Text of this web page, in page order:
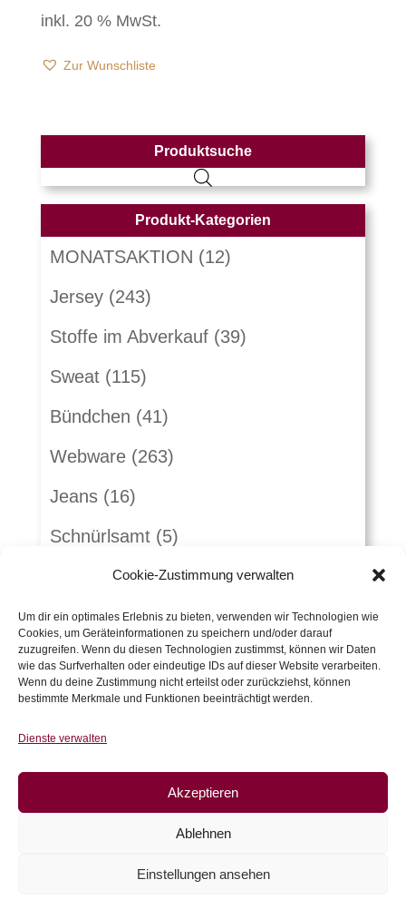
Cookie-Zustimmung verwalten
Um dir ein optimales Erlebnis zu bieten, verwenden wir Technologien wie
Cookies, um Geräteinformationen zu speichern und/oder darauf
zuzugreifen. Wenn du diesen Technologien zustimmst, können wir Daten
wie das Surfverhalten oder eindeutige IDs auf dieser Website verarbeiten.
Wenn du deine Zustimmung nicht erteilst oder zurückziehst, können
bestimmte Merkmale und Funktionen beeinträchtigt werden.
Dienste verwalten
Akzeptieren
Ablehnen
Einstellungen ansehen
inkl. 20 % MwSt.
Zur Wunschliste
Produktsuche
Produkt-Kategorien
MONATSAKTION (12)
Jersey (243)
Stoffe im Abverkauf (39)
Sweat (115)
Bündchen (41)
Webware (263)
Jeans (16)
Schnürlsamt (5)
Herbst-Winterstoffe (21)
Jacquard (10)
Kunstleder und Folie (15)
Gutscheine (5)
Zubehör
Warenkorb
Es befinden sich keine Produkte im